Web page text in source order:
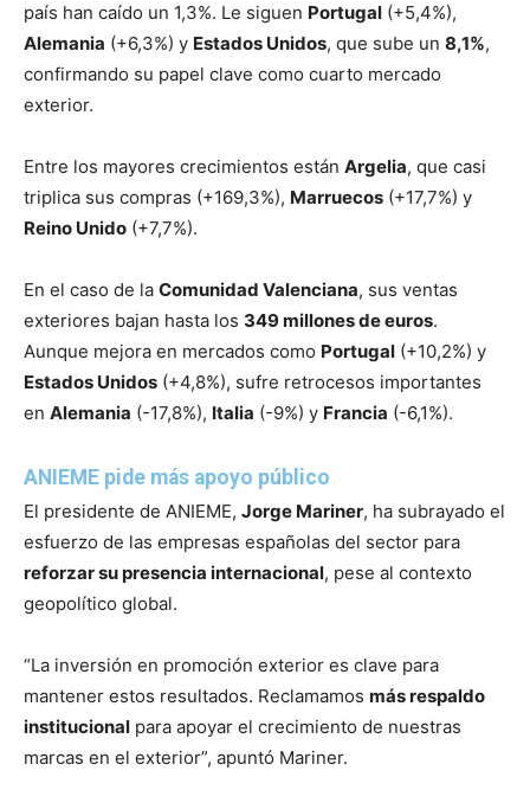
país han caído un 1,3%. Le siguen Portugal (+5,4%),
Alemania (+6,3%) y Estados Unidos, que sube un 8,1%,
confirmando su papel clave como cuarto mercado
exterior.
Entre los mayores crecimientos están Argelia, que casi
triplica sus compras (+169,3%), Marruecos (+17,7%) y
Reino Unido (+7,7%).
En el caso de la Comunidad Valenciana, sus ventas
exteriores bajan hasta los 349 millones de euros.
Aunque mejora en mercados como Portugal (+10,2%) y
Estados Unidos (+4,8%), sufre retrocesos importantes
en Alemania (-17,8%), Italia (-9%) y Francia (-6,1%).
ANIEME pide más apoyo público
El presidente de ANIEME, Jorge Mariner, ha subrayado el
esfuerzo de las empresas españolas del sector para
reforzar su presencia internacional, pese al contexto
geopolítico global.
“La inversión en promoción exterior es clave para
mantener estos resultados. Reclamamos más respaldo
institucional para apoyar el crecimiento de nuestras
marcas en el exterior”, apuntó Mariner.